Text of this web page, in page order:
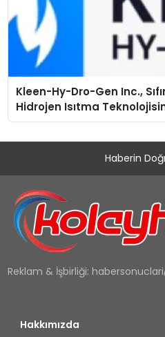
Kleen-Hy-Dro-Gen Inc.,
Hidrojen Isıtma
Düzenleyici Onaylarını Aldı
Haberin
Reklam & İşbirliği:
Hakkımızda